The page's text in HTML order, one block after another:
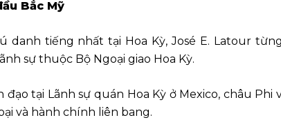
Bắc Mỹ
tiếng nhất tại Hoa Kỳ, José E. Latour
sự thuộc Bộ Ngoại giao Hoa Kỳ.
tại Lãnh sự quán Hoa Kỳ ở Mexico, châu Phi
và hành chính liên bang.